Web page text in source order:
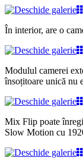
În interior, are o
Modulul camerei
însoțitoare unică nu
Mix Flip poate
Slow Motion cu